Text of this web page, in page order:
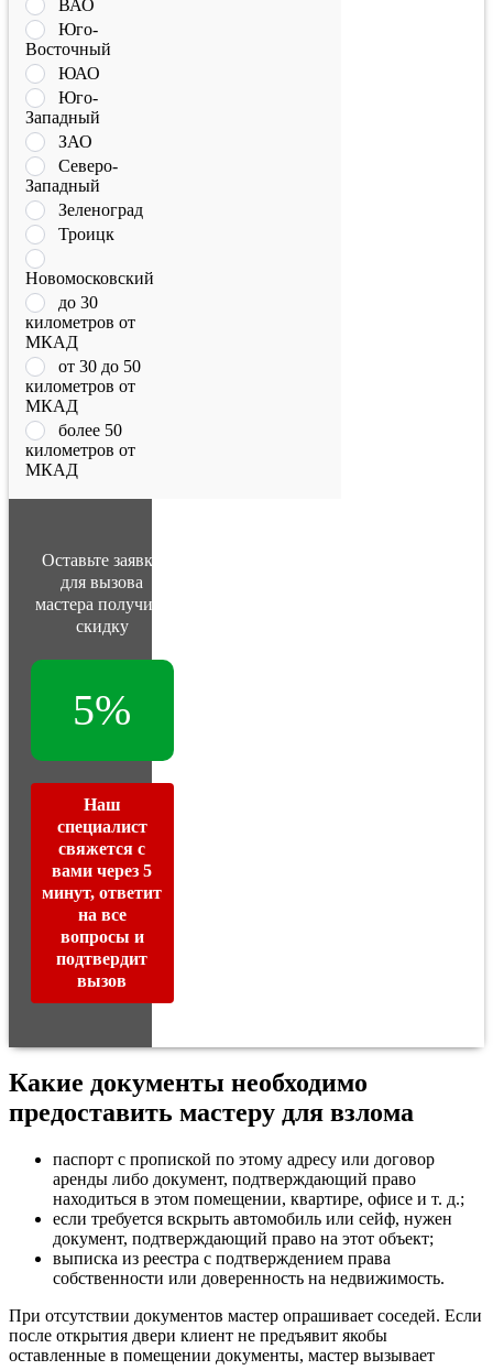
ВАО
Юго-
Восточный
ЮАО
Юго-
Западный
ЗАО
Северо-
Западный
Зеленоград
Троицк
Новомосковский
до 30
километров от
МКАД
от 30 до 50
километров от
МКАД
более 50
километров от
МКАД
Оставьте заявку
для вызова
мастера получите
скидку
5%
Наш
специалист
свяжется с
вами через 5
минут, ответит
на все
вопросы и
подтвердит
вызов
Какие документы необходимо
предоставить мастеру для взлома
паспорт с пропиской по этому адресу или договор
аренды либо документ, подтверждающий право
находиться в этом помещении, квартире, офисе и т. д.;
если требуется вскрыть автомобиль или сейф, нужен
документ, подтверждающий право на этот объект;
выписка из реестра с подтверждением права
собственности или доверенность на недвижимость.
При отсутствии документов мастер опрашивает соседей. Если
после открытия двери клиент не предъявит якобы
оставленные в помещении документы, мастер вызывает